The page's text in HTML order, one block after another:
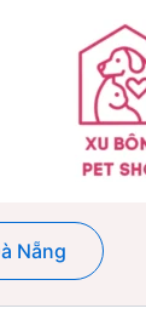
Nẵng